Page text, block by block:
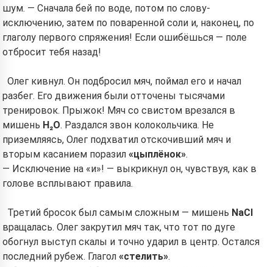
шум. — Сначала бей по воде, потом по слову-
исключению, затем по поваренной соли и, наконец, по
глаголу первого спряжения! Если ошибёшься — поле
отбросит тебя назад!
Олег кивнул. Он подбросил мяч, поймал его и начал
разбег. Его движения были отточены тысячами
тренировок. Прыжок! Мяч со свистом врезался в
мишень H₂O. Раздался звон колокольчика. Не
приземляясь, Олег подхватил отскочивший мяч и
вторым касанием поразил «цыплёнок».
— Исключение на «и»! — выкрикнул он, чувствуя, как в
голове всплывают правила.
Третий бросок был самым сложным — мишень NaCl
вращалась. Олег закрутил мяч так, что тот по дуге
обогнул выступ скалы и точно ударил в центр. Остался
последний рубеж. Глагол «стелить».